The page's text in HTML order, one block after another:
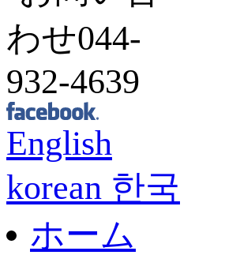
English
korean 한국
ホーム